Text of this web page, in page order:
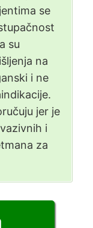
se
su
na
i ne
jer je
i
za